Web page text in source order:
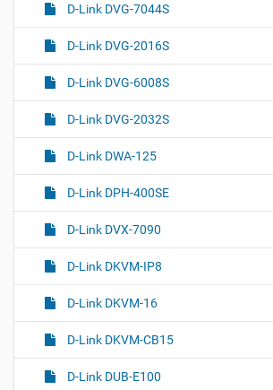
D-Link DVG-7044S
D-Link DVG-2016S
D-Link DVG-6008S
D-Link DVG-2032S
D-Link DWA-125
D-Link DPH-400SE
D-Link DVX-7090
D-Link DKVM-IP8
D-Link DKVM-16
D-Link DKVM-CB15
D-Link DUB-E100